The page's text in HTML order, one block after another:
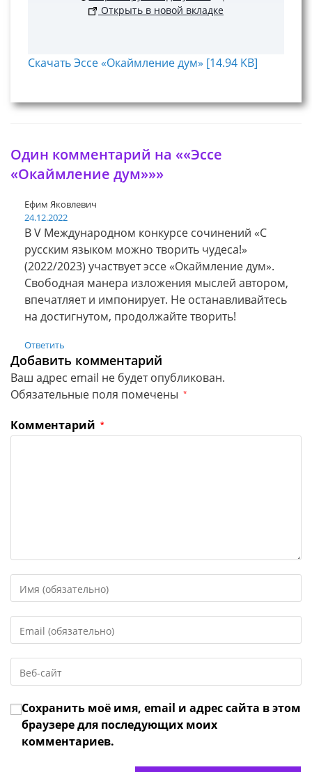
Открыть в новой вкладке
Скачать Эссе «Окаймление дум» [14.94 KB]
Один комментарий на ««Эссе
«Окаймление дум»»»
Ефим Яковлевич
24.12.2022
В V Международном конкурсе сочинений «С
русским языком можно творить чудеса!»
(2022/2023) участвует эссе «Окаймление дум».
Свободная манера изложения мыслей автором,
впечатляет и импонирует. Не останавливайтесь
на достигнутом, продолжайте творить!
Ответить
Добавить комментарий
Ваш адрес email не будет опубликован.
Обязательные поля помечены *
Комментарий *
свое
или
имя
чтобы
прокомментировать
свой
адрес,
чтобы
URL
веб-
сайта
(необязательно)
Сохранить моё имя, email и адрес сайта в этом
браузере для последующих моих
комментариев.